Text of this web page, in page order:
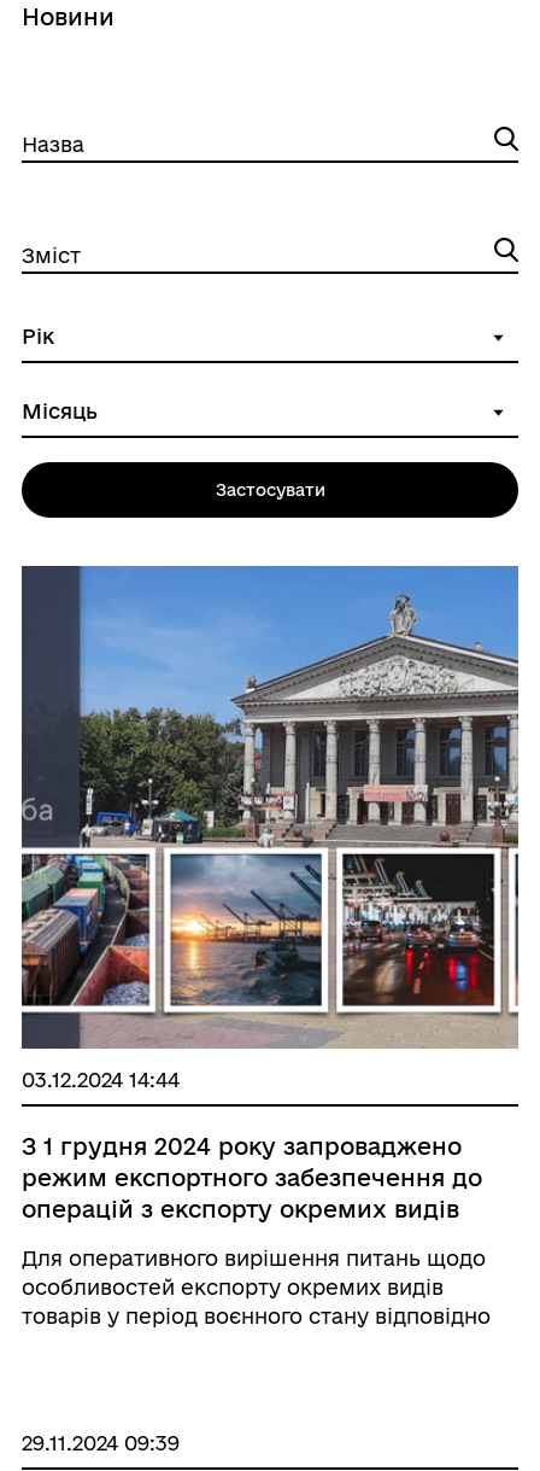
Новини
03.12.2024 14:44
З 1 грудня 2024 року запроваджено
режим експортного забезпечення до
операцій з експорту окремих видів
Для оперативного вирішення питань щодо
особливостей експорту окремих видів
товарів у період воєнного стану відповідно
експорту окремих в ...
29.11.2024 09:39
Назва
Зміст
Застосувати